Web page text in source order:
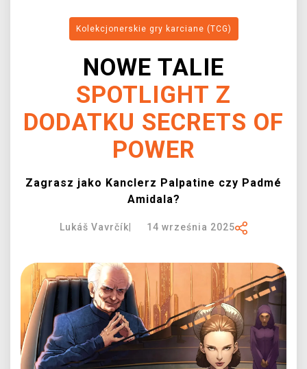
XZONE KLUB
Kolekcjonerskie gry karciane (TCG)
NOWE TALIE
SPOTLIGHT Z
DODATKU SECRETS OF
POWER
Zagrasz jako Kanclerz Palpatine czy Padmé
Amidala?
Lukáš Vavrčík 14 września 2025